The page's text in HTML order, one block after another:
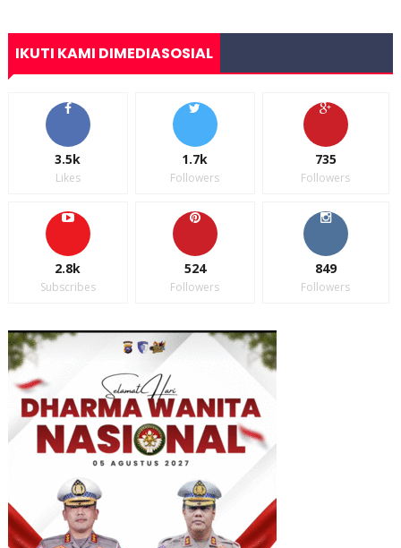
IKUTI KAMI DIMEDIASOSIAL
3.5k
Likes
1.7k
Followers
735
Followers
2.8k
Subscribes
524
Followers
849
Followers